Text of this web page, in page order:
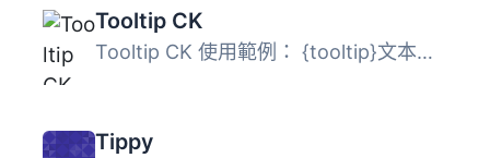
Tooltip CK
Tooltip CK 使用範例： {tooltip}文本提示{end-texte}友好的...
Tippy